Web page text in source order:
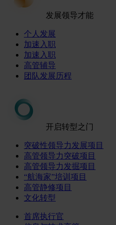
发展领导才能
个人发展
加速入职
加速入职
高管辅导
团队发展历程
开启转型之门
突破性领导力发展项目
高管领导力突破项目
高管领导力发掘项目
“航海家”培训项目
高管静修项目
文化转型
首席执行官